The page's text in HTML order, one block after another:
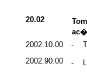
20.02
2002.10.00
-
2002.90.00
-